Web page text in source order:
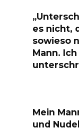
es nicht,
sowieso
Mann.
Mein
und